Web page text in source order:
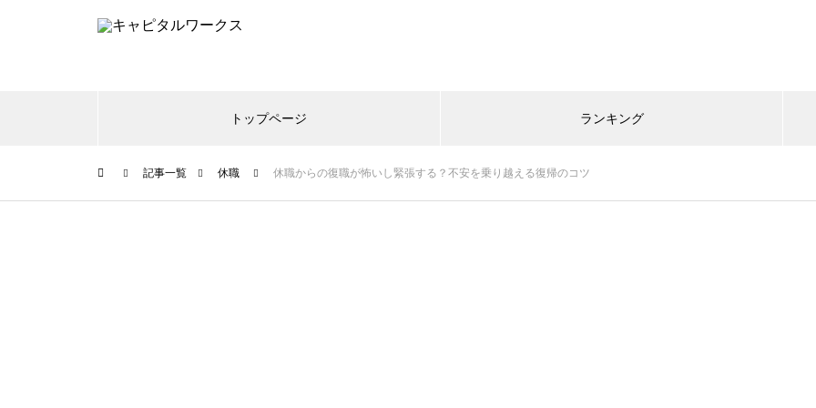
トップページ ランキング
記事一覧 休職 休職からの復職が怖いし緊張する？不安を乗り越える復帰のコツ